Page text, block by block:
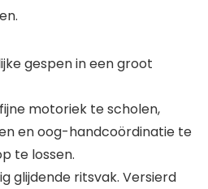
gespen in een groot
motoriek te scholen,
en oog-handcoördinatie te
te lossen.
glijdende ritsvak. Versierd